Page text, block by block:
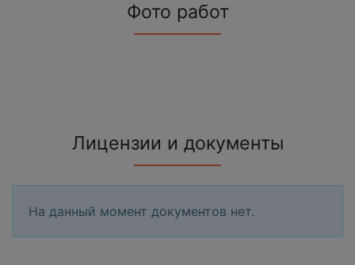
Фото работ
Лицензии и документы
На данный момент документов нет.